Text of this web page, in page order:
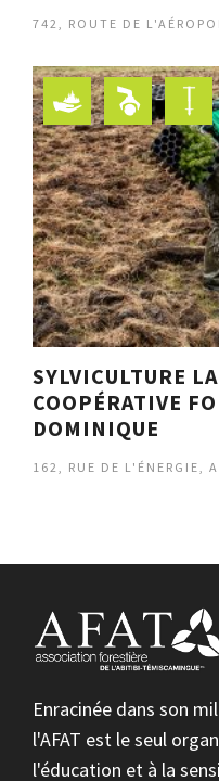
742, ROUTE DE
SYLVICULTURE
COOPÉRATIVE
DOMINIQUE
162, RUE DE L'ÉNERGIE,
Enracinée dans son
l'AFAT est le seul
l'éducation et à la